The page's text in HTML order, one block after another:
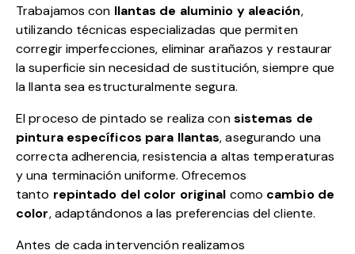
Trabajamos con llantas de aluminio y aleación,
utilizando técnicas especializadas que permiten
corregir imperfecciones, eliminar arañazos y restaurar
la superficie sin necesidad de sustitución, siempre que
la llanta sea estructuralmente segura.
El proceso de pintado se realiza consistemas de
pintura específicos para llantas, asegurando una
correcta adherencia, resistencia a altas temperaturas
y una terminación uniforme. Ofrecemos
tanto repintado del color original como cambio de
color, adaptándonos a las preferencias del cliente.
Antes de cada intervención realizamos